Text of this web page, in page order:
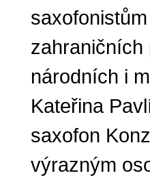
zahraničních
národních i
Kateřina
saxofon
výrazným